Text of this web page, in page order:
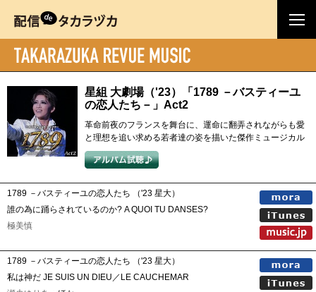
星組 大劇場（'23）「1789 －バスティーユ
の恋人たち－」Act2
革命前夜のフランスを舞台に、運命に翻弄されながらも愛
と理想を追い求める若者達の姿を描いた傑作ミュージカル
1789 －バスティーユの恋人たち （'23 星大）
誰の為に踊らされているのか? A QUOI TU DANSES?
極美慎
1789 －バスティーユの恋人たち （'23 星大）
私は神だ JE SUIS UN DIEU／LE CAUCHEMAR